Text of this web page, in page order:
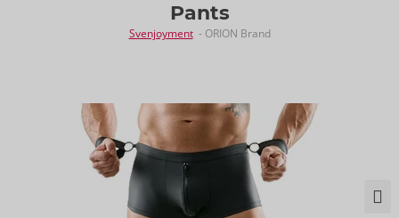
Pants
Svenjoyment - ORION Brand